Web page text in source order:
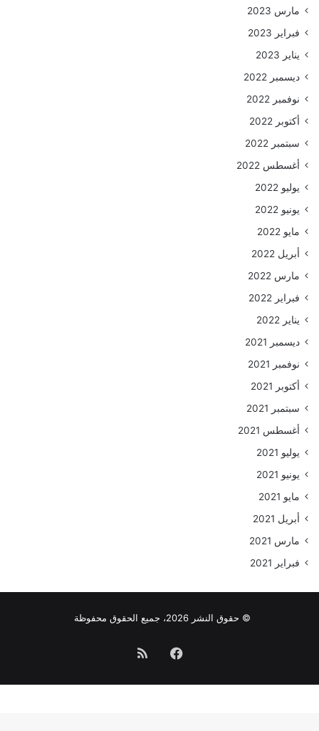
مارس 2023
فبراير 2023
يناير 2023
ديسمبر 2022
نوفمبر 2022
أكتوبر 2022
سبتمبر 2022
أغسطس 2022
يوليو 2022
يونيو 2022
مايو 2022
أبريل 2022
مارس 2022
فبراير 2022
يناير 2022
ديسمبر 2021
نوفمبر 2021
أكتوبر 2021
سبتمبر 2021
أغسطس 2021
يوليو 2021
يونيو 2021
مايو 2021
أبريل 2021
مارس 2021
فبراير 2021
© حقوق النشر 2026، جميع الحقوق محفوظة
فيسبوكملخص
الموقع